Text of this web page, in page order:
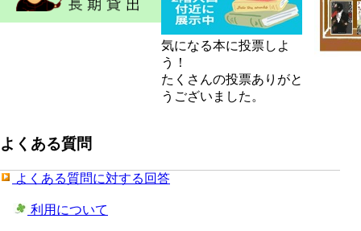
気になる本に投票しよ
う！
たくさんの投票ありがと
うございました。
よくある質問
よくある質問に対する回答
利用について